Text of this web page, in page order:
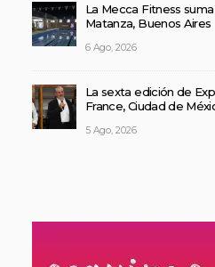
La Mecca Fitness
Matanza, Buenos Aires
6 Ago, 2026
La sexta edición de
France, Ciudad de
5 Ago, 2026